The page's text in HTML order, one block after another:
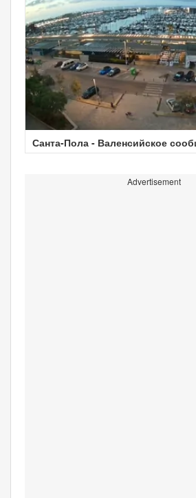
Санта-Пола - Валенсийское
Advertisement